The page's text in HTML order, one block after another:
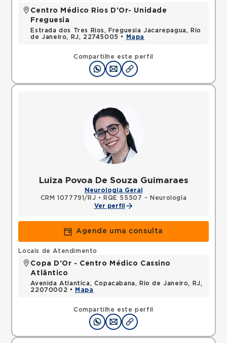
Compartilhe este perfil
Centro Médico Rios D'Or- Unidade
Freguesia
Estrada dos Tres Rios, Freguesia Jacarepagua, Rio
de Janeiro, RJ, 22745005 •
Mapa
Luiza Povoa De Souza Guimaraes
Neurologia Geral
CRM 1077791/RJ •
RQE 55507 - Neurologia
Ver perfil
Agende uma consulta
Compartilhe este perfil
Locais de Atendimento
Copa D'Or - Centro Médico Cassino
Atlântico
Avenida Atlantica, Copacabana, Rio de Janeiro, RJ,
22070002 •
Mapa